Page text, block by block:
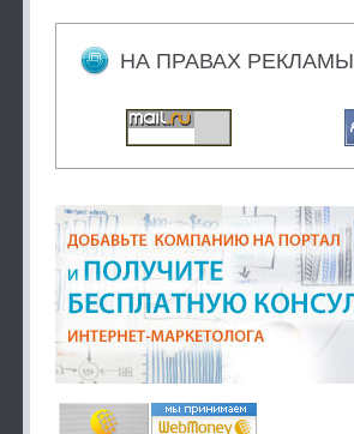
НА ПРАВАХ РЕКЛАМЫ